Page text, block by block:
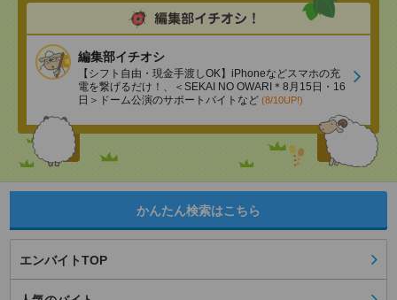
編集部イチオシ
【シフト自由・現金手渡しOK】iPhoneなどスマホの充
電を繋げるだけ！、＜SEKAI NO OWARI＊8月15日・16
日＞ドーム公演のサポートバイトなど (8/10UP!)
かんたん検索はこちら
エンバイトTOP